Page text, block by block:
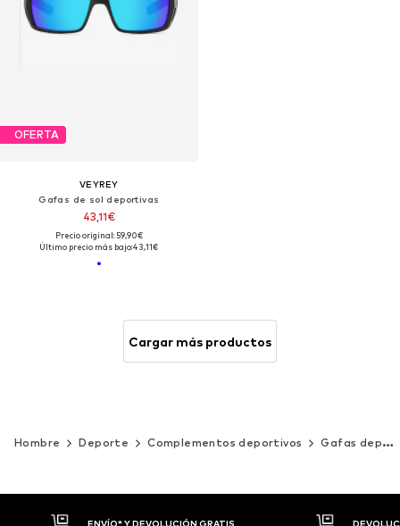
OFERTA
VEYREY
Gafas de sol deportivas
43,11€
Precio original: 59,90€
Último precio más bajo:43,11€
Cargar más productos
Hombre Deporte Complementos deportivos Gafas deportivas
DEVOLUCIONES HASTA 30 DÍAS